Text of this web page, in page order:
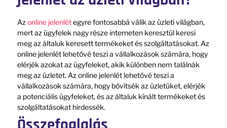
Az online jelenlétegyre fontosabbá válik az üzleti világban,
mert az ügyfelek nagy része interneten keresztül keresi
meg az általuk keresett termékeket és szolgáltatásokat. Az
online jelenlét lehetővé teszi a vállalkozások számára, hogy
elérjék azokat az ügyfeleket, akik különben nem találnák
meg az üzletet. Az online jelenlét lehetővé teszi a
vállalkozások számára, hogy bővítsék az üzletüket, elérjék
a potenciális ügyfeleket, és az általuk kínált termékeket és
szolgáltatásokat hirdessék.